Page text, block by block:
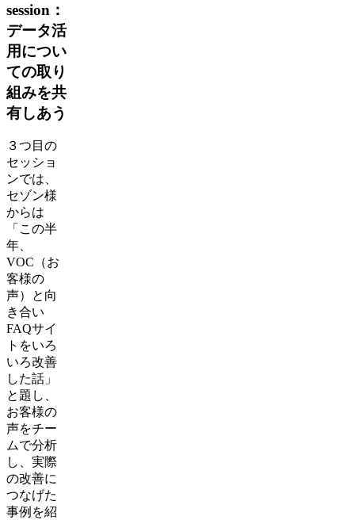
session：
データ活
用につい
ての取り
組みを共
有しあう
３つ目の
セッショ
ンでは、
セゾン様
からは
「この半
年、
VOC（お
客様の
声）と向
き合い
FAQサイ
トをいろ
いろ改善
した話」
と題し、
お客様の
声をチー
ムで分析
し、実際
の改善に
つなげた
事例を紹